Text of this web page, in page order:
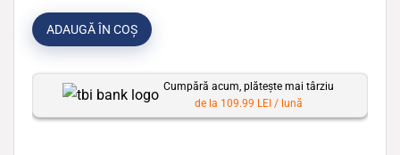
ADAUGĂ ÎN COȘ
Cumpără acum, plătește mai târziu
de la 109.99 LEI / lună